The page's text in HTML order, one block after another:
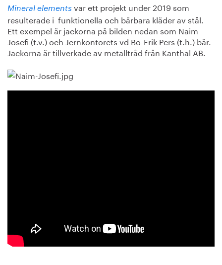
Mineral elements var ett projekt under 2019 som
resulterade i funktionella och bärbara kläder av stål.
Ett exempel är jackorna på bilden nedan som Naim
Josefi (t.v.) och Jernkontorets vd Bo-Erik Pers (t.h.) bär.
Jackorna är tillverkade av metalltråd från Kanthal AB.